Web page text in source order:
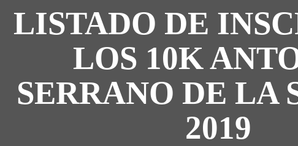
LISTADO DE
LOS 10K
SERRANO DE LA
2019